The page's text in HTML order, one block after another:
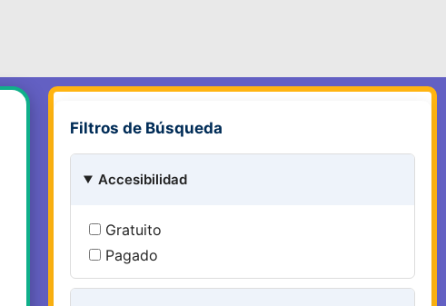
Filtros de Búsqueda
Accesibilidad
Gratuito
Pagado